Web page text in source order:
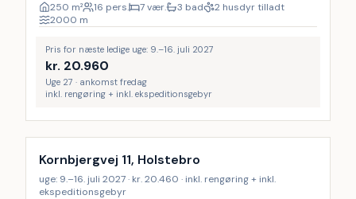
250 m² 16 pers. 7 vær. 3 bad
2 husdyr tilladt
2000 m
Pris for næste ledige uge: 9.–16. juli 2027
kr. 20.960
Uge 27 · ankomst fredag
inkl. rengøring + inkl. ekspeditionsgebyr
Inkl. rengøring
Kornbjergvej 11, Holstebro
uge: 9.–16. juli 2027 · kr. 20.460 · inkl. rengøring + inkl.
ekspeditionsgebyr